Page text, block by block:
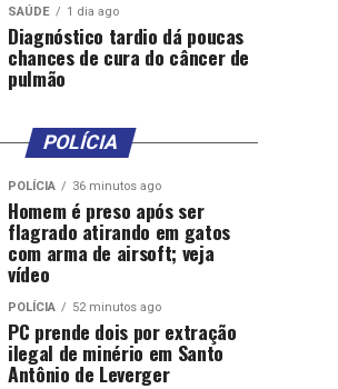
SAÚDE 1 dia ago
Diagnóstico tardio dá poucas
chances de cura do câncer de
pulmão
POLÍCIA
POLÍCIA 36 minutos ago
Homem é preso após ser
flagrado atirando em gatos
com arma de airsoft; veja
vídeo
POLÍCIA 52 minutos ago
PC prende dois por extração
ilegal de minério em Santo
Antônio de Leverger